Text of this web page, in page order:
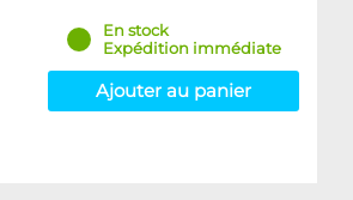
En stock
Expédition immédiate
Ajouter au panier